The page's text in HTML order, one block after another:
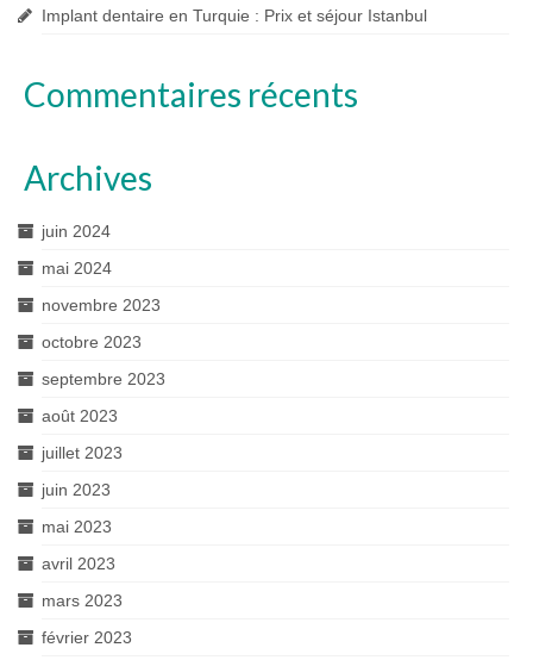
Implant dentaire en Turquie : Prix et séjour Istanbul
Commentaires récents
Archives
juin 2024
mai 2024
novembre 2023
octobre 2023
septembre 2023
août 2023
juillet 2023
juin 2023
mai 2023
avril 2023
mars 2023
février 2023